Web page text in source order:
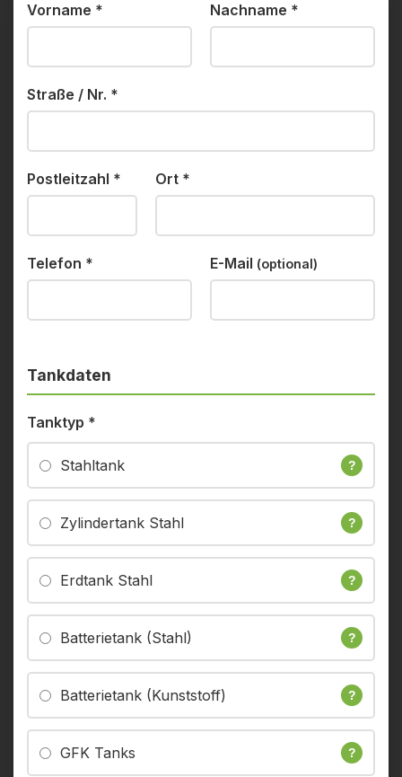
Vorname * Nachname *
Straße / Nr. *
Postleitzahl * Ort *
Telefon * E-Mail (optional)
Tankdaten
Tanktyp *
Stahltank ?
Zylindertank Stahl ?
Erdtank Stahl ?
Batterietank (Stahl) ?
Batterietank (Kunststoff) ?
GFK Tanks ?